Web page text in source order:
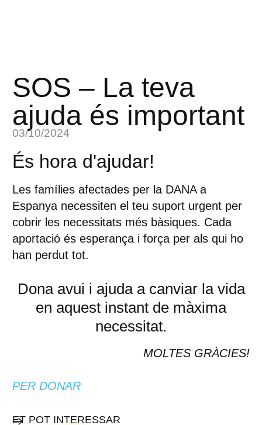
SOS – La teva
ajuda és important
03/10/2024
És hora d'ajudar!
Les famílies afectades per la DANA a
Espanya necessiten el teu suport urgent per
cobrir les necessitats més bàsiques. Cada
aportació és esperança i força per als qui ho
han perdut tot.
Dona avui i ajuda a canviar la vida
en aquest instant de màxima
necessitat.
MOLTES GRÀCIES!
PER DONAR
ET POT INTERESSAR